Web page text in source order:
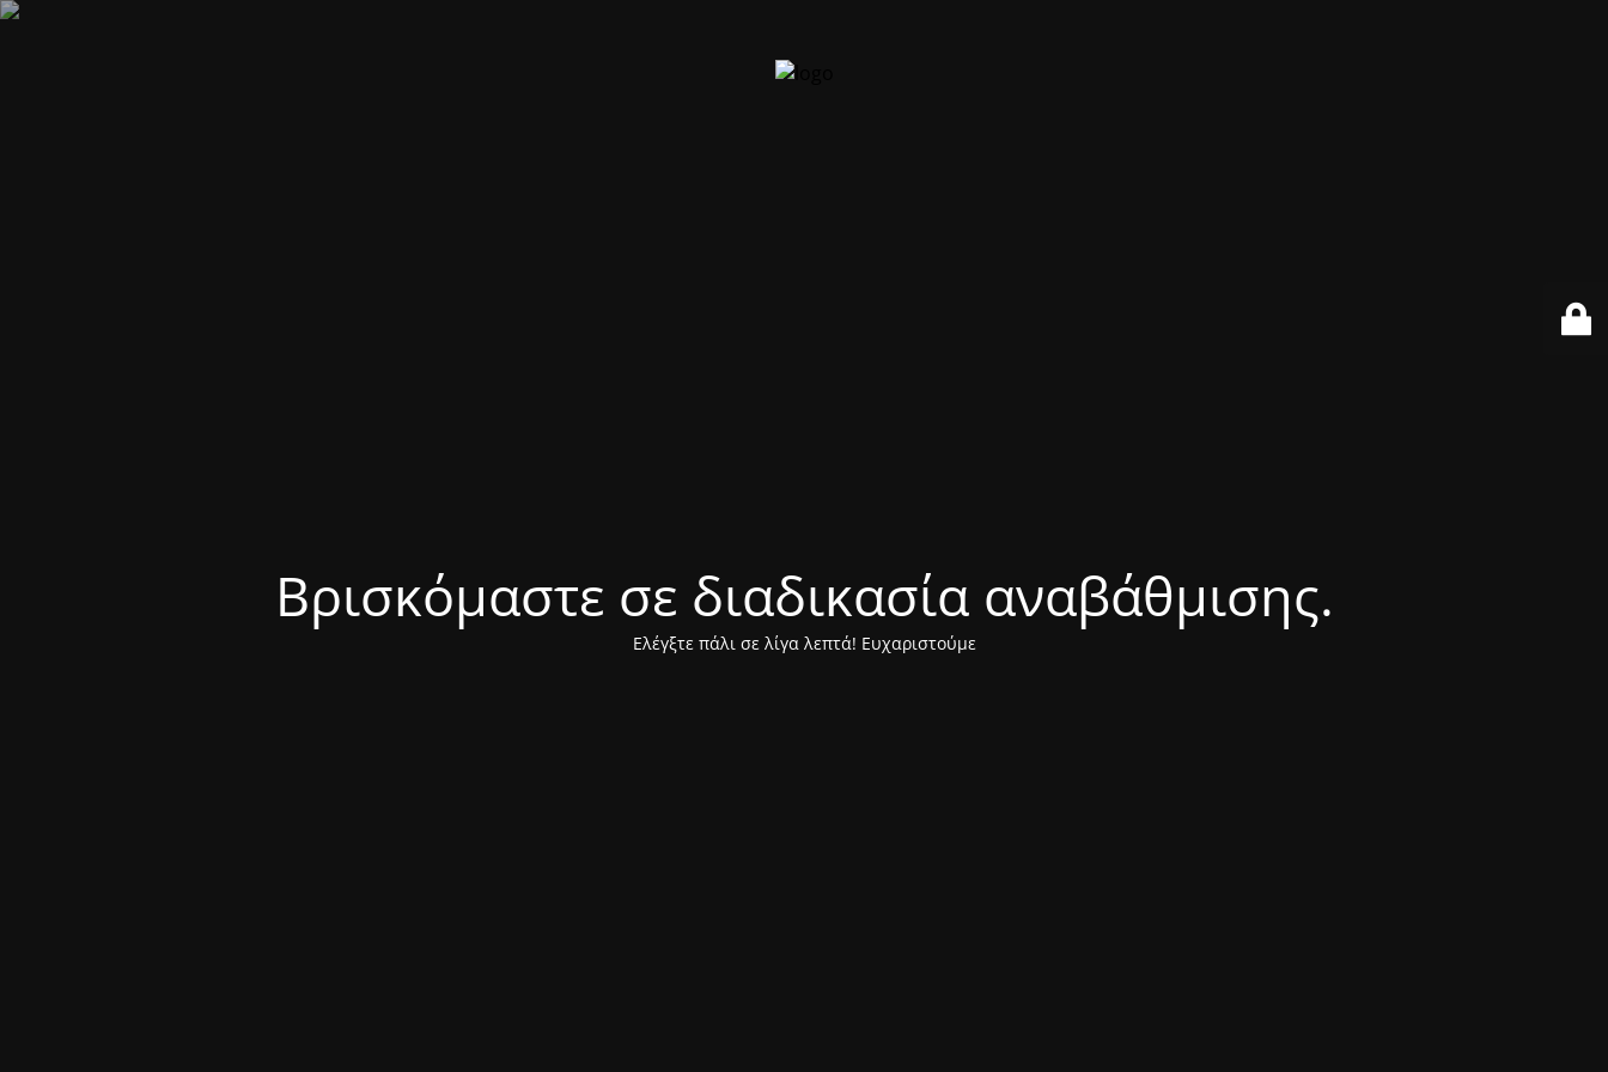
Βρισκόμαστε σε διαδικασία αναβάθμισης.
Ελέγξτε πάλι σε λίγα λεπτά! Ευχαριστούμε